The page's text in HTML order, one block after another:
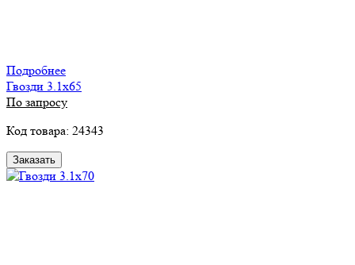
Подробнее
Гвозди 3.1х65
По запросу
Код товара: 24343
Заказать